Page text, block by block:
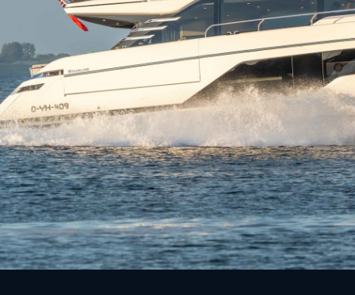
MOTOR
2 x 1000 Volvo Penta EB
KRAFTSTOFF
KABINEN 3
SCHLAFPLÄTZE 6
Entdecken Sie die SQUADRON 58